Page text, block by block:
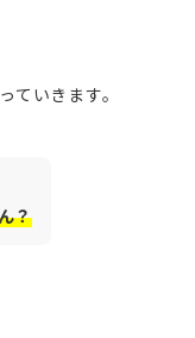
ていきます。
？